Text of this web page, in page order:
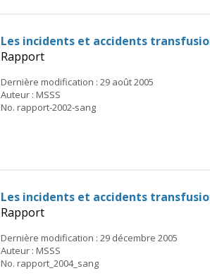
Les incidents et accidents
Rapport
Dernière modification : 29 août 2005
Auteur : MSSS
No. rapport-2002-sang
Les incidents et accidents
Rapport
Dernière modification : 29 décembre 2005
Auteur : MSSS
No. rapport_2004_sang